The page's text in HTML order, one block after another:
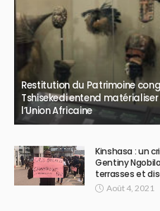
Restitution du Patrimoine
Tshisekedi entend
l’Union Africaine
Kinshasa : un
Gentiny
terrasses et
Août 4, 2021